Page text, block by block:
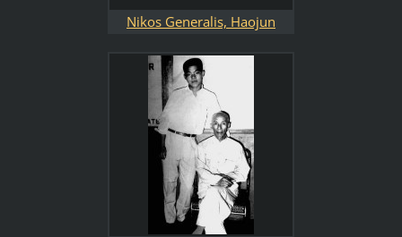
Nikos Generalis, Haojun
Spiros Karapanos